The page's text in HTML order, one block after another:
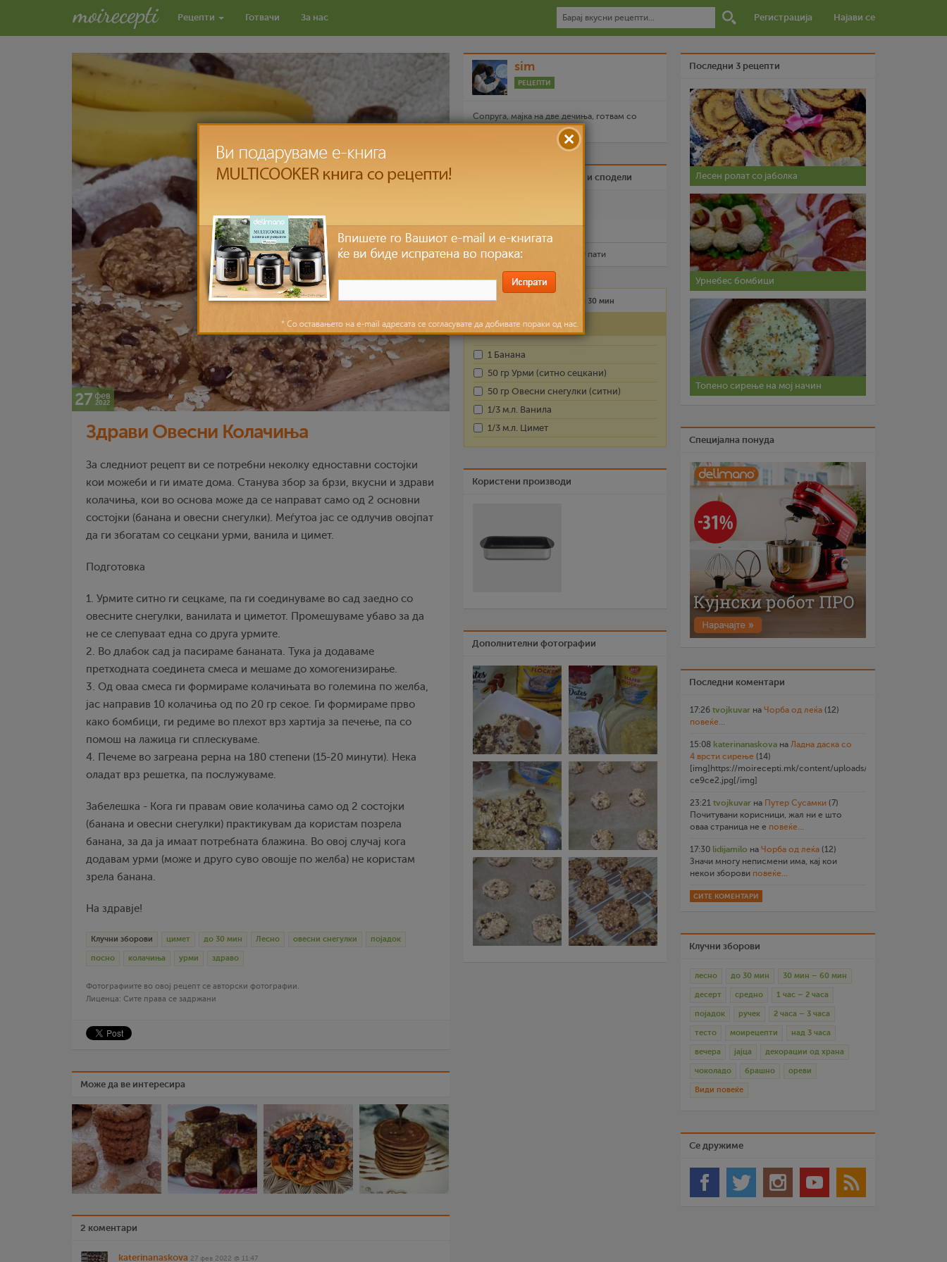
Рецепти Готвачи За нас Регистрација Најави се
27 фев
2022
Здрави Овесни Колачиња
За следниот рецепт ви се потребни неколку едноставни состојки
кои можеби и ги имате дома. Станува збор за брзи, вкусни и здрави
колачиња, кои во основа може да се направат само од 2 основни
состојки (банана и овесни снегулки). Меѓутоа јас се одлучив овојпат
да ги збогатам со сецкани урми, ванила и цимет.
Подготовка
1. Урмите ситно ги сецкаме, па ги соединуваме во сад заедно со
овесните снегулки, ванилата и циметот. Промешуваме убаво за да
не се слепуваат една со друга урмите.
2. Во длабок сад ја пасираме бананата. Тука ја додаваме
претходната соединета смеса и мешаме до хомогенизирање.
3. Од оваа смеса ги формираме колачињата во големина по желба,
јас направив 10 колачиња од по 20 гр секое. Ги формираме прво
како бомбици, ги редиме во плехот врз хартија за печење, па со
помош на лажица ги сплескуваме.
4. Печеме во загреана рерна на 180 степени (15-20 минути). Нека
оладат врз решетка, па послужуваме.
Забелешка - Кога ги правам овие колачиња само од 2 состојки
(банана и овесни снегулки) практикувам да користам позрела
банана, за да ја имаат потребната блажина. Во овој случај кога
додавам урми (може и друго суво овошје по желба) не користам
зрела банана.
На здравје!
Клучни зборови цимет до 30 мин Лесно овесни снегулки појадок
посно колачиња урми здраво
Фотографиите во овој рецепт се авторски фотографии.
Лиценца: Сите права се задржани
Може да ве интересира
2 коментари
katerinanaskova 27 фев 2022 @ 11:47
sim
РЕЦЕПТИ
Сопруга, мајка на две дечиња, готвам со
љубов за моите најмили
Биди вистински пријател и сподели
Испечати го рецептот
Рецептот е прочитан пати
Лесно до 30 мин
Состојки
1 Банана
50 гр Урми (ситно сецкани)
50 гр Овесни снегулки (ситни)
1/3 м.л. Ванила
1/3 м.л. Цимет
Користени производи
Дополнителни фотографии
Последни 3 рецепти
Лесен ролат со јаболка
Урнебес бомбици
Топено сирење на мој начин
Специјална понуда
Последни коментари
17:26 tvojkuvar на Чорба од леќа (12)
повеќе...
15:08 katerinanaskova на Ладна даска со
4 врсти сирење (14)
[img]https://moirecepti.mk/content/uploads/2026/07/
ce9ce2.jpg[/img]
23:21 tvojkuvar на Путер Сусамки (7)
Почитувани корисници, жал ни е што
оваа страница не е повеќе...
17:30 lidijamilo на Чорба од леќа (12)
Значи многу неписмени има, кај кои
некои зборови повеќе...
СИТЕ КОМЕНТАРИ
Клучни зборови
лесно до 30 мин 30 мин – 60 мин
десерт средно 1 час – 2 часа
појадок ручек 2 часа – 3 часа
тесто моирецепти над 3 часа
вечера јајца декорации од храна
чоколадо брашно ореви
Види повеќе
Се дружиме